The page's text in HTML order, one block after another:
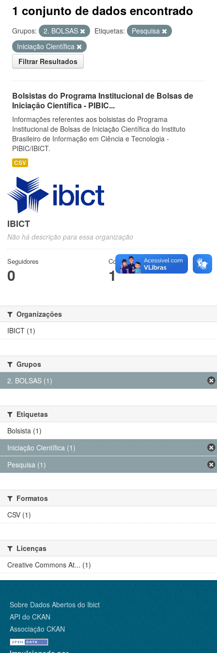
1 conjunto de dados encontrado
Grupos: 2. BOLSAS Etiquetas:
Pesquisa
Iniciação Científica
Filtrar Resultados
Bolsistas do Programa Institucional de Bolsas de
Iniciação Científica - PIBIC...
Informações referentes aos bolsistas do Programa
Institucional de Bolsas de Iniciação Científica do Instituto
Brasileiro de Informação em Ciência e Tecnologia -
PIBIC/IBICT.
CSV
IBICT
Não há descrição para essa organização
Seguidores
0
Conjuntos de dados
1
Organizações
IBICT (1)
Grupos
2. BOLSAS (1)
Etiquetas
Bolsista (1)
Iniciação Científica (1)
Pesquisa (1)
Formatos
CSV (1)
Licenças
Creative Commons At... (1)
Sobre Dados Abertos do Ibict
API do CKAN
Associação CKAN